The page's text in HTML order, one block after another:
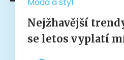
Móda a styl
Nejžhavější
se letos vyplatí